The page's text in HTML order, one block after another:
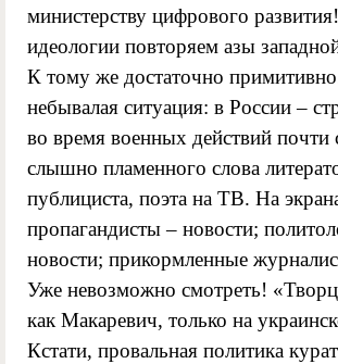
министерству цифрового
идеологии повторяем азы
К тому же достаточно
небывалая ситуация: в России –
во время военных действий почти
слышно пламенного слова
публициста, поэта на ТВ. На
пропагандисты – новости;
новости; прикормленные
Уже невозможно смотреть!
как Макаревич, только на
Кстати, провальная политика